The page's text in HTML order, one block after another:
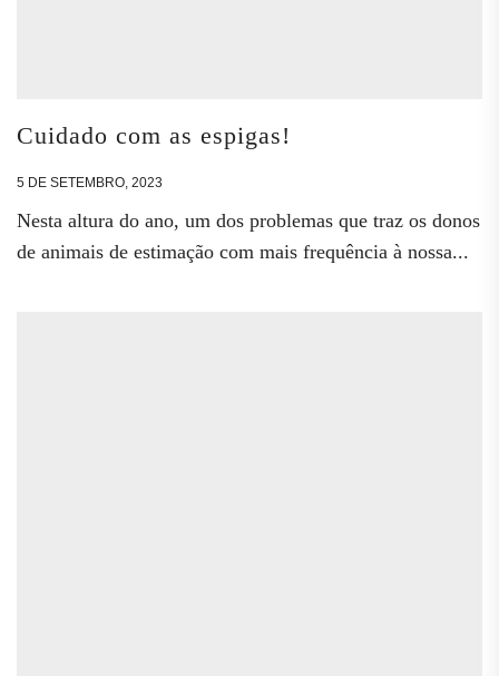
Cuidado com as espigas!
5 DE SETEMBRO, 2023
Nesta altura do ano, um dos problemas que traz os donos
de animais de estimação com mais frequência à nossa...